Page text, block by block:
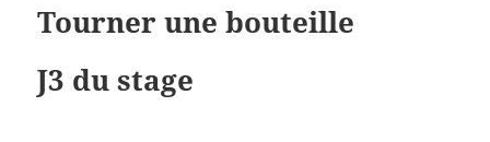
Tourner une bouteille
J3 du stage